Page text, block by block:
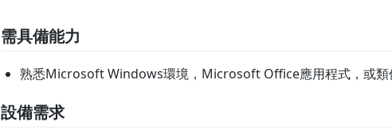
需具備能力
熟悉Microsoft Windows環境，Microsoft Office應用程式，或類
設備需求